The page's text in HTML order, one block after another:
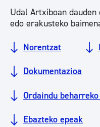
Udal Artxiboan
edo erakusteko
Norentzat
Dokumentazioa
Ordaindu
Ebazteko epeak